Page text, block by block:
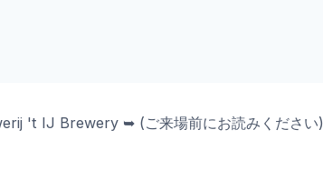
't IJ Brewery ➥ (ご来場前にお読みください)